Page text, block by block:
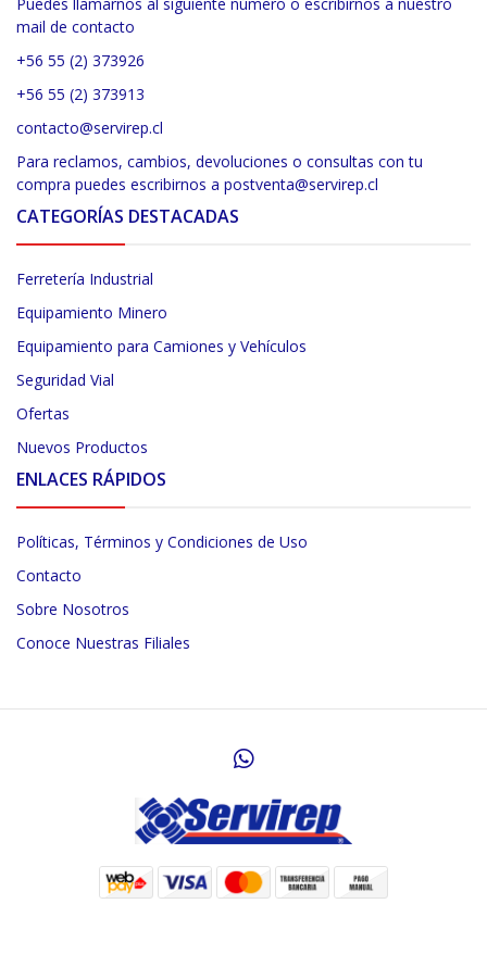
mail de contacto
+56 55 (2) 373926
+56 55 (2) 373913
contacto@servirep.cl
Para reclamos, cambios, devoluciones o consultas con tu
compra puedes escribirnos a postventa@servirep.cl
CATEGORÍAS DESTACADAS
Ferretería Industrial
Equipamiento Minero
Equipamiento para Camiones y Vehículos
Seguridad Vial
Ofertas
Nuevos Productos
ENLACES RÁPIDOS
Políticas, Términos y Condiciones de Uso
Contacto
Sobre Nosotros
Conoce Nuestras Filiales